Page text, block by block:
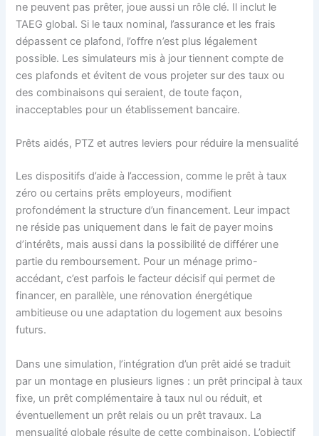
ne peuvent pas prêter, joue aussi un rôle clé. Il inclut le
TAEG global. Si le taux nominal, l’assurance et les frais
dépassent ce plafond, l’offre n’est plus légalement
possible. Les simulateurs mis à jour tiennent compte de
ces plafonds et évitent de vous projeter sur des taux ou
des combinaisons qui seraient, de toute façon,
inacceptables pour un établissement bancaire.
Prêts aidés, PTZ et autres leviers pour réduire la mensualité
Les dispositifs d’aide à l’accession, comme le prêt à taux
zéro ou certains prêts employeurs, modifient
profondément la structure d’un financement. Leur impact
ne réside pas uniquement dans le fait de payer moins
d’intérêts, mais aussi dans la possibilité de différer une
partie du remboursement. Pour un ménage primo-
accédant, c’est parfois le facteur décisif qui permet de
financer, en parallèle, une rénovation énergétique
ambitieuse ou une adaptation du logement aux besoins
futurs.
Dans une simulation, l’intégration d’un prêt aidé se traduit
par un montage en plusieurs lignes : un prêt principal à taux
fixe, un prêt complémentaire à taux nul ou réduit, et
éventuellement un prêt relais ou un prêt travaux. La
mensualité globale résulte de cette combinaison. L’objectif